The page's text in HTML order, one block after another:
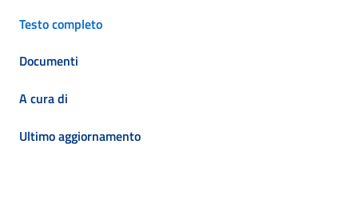
Testo completo
Documenti
A cura di
Ultimo aggiornamento